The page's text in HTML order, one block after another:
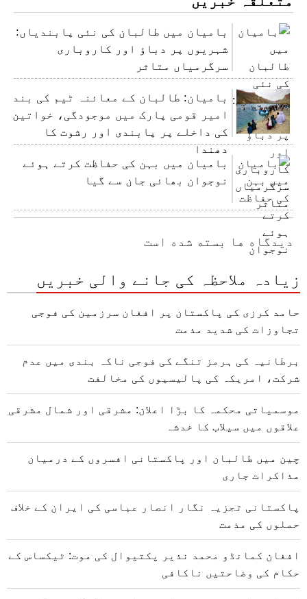
بامیان میں طالبان کی نئی پابندیاں:
شہریوں پر دباؤ اور کاروباری
سرگرمیاں متاثر
بامیان: طالبان کے معائنہ ٹیم کی بند
امیر قومی پارک میں موجودگی، خواتین
کی داخلے پر پابندی اور رشوت کا
دھندا
بامیان میں بہن کی حفاظت کرتے ہوئے
نوجوان بھائی جان سے گیا
دیدگاه ها بسته شده است
زیادہ ملاحظہ کی جانے والی خبریں
حامد کرزی کی پاکستان پر افغان سرزمین کی فوجی
تجاوزات کی شدید مذمت
برطانیہ کی ہرمز تنگے کی فوجی ناکہ بندی میں عدم
شرکت، امریکہ کی پالیسیوں کی مخالفت
موسمیاتی محکمہ کا بڑا اعلان: مشرقی اور شمال مشرقی
علاقوں میں سیلاب کا خدشہ
چین میں طالبان اور پاکستانی افسروں کے درمیان
مذاکرات جاری
پاکستانی تجزیہ نگار انصار عباسی کی ایران کے خلاف
حملوں کی مذمت
افغان کمانڈو محمد نذیر پکتیوال کی موت: ٹیکساس کے
حکام کی وضاحتیں ناکافی